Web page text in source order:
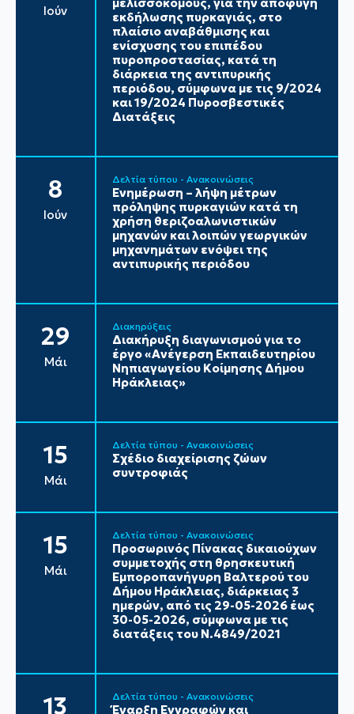
Ιούν
μελισσοκόμους, για την αποφυγή
εκδήλωσης πυρκαγιάς, στο
πλαίσιο αναβάθμισης και
ενίσχυσης του επιπέδου
πυροπροστασίας, κατά τη
διάρκεια της αντιπυρικής
περιόδου, σύμφωνα με τις 9/2024
και 19/2024 Πυροσβεστικές
Διατάξεις
8
Ιούν
Δελτία τύπου - Ανακοινώσεις
Ενημέρωση – λήψη μέτρων
πρόληψης πυρκαγιών κατά τη
χρήση θεριζοαλωνιστικών
μηχανών και λοιπών γεωργικών
μηχανημάτων ενόψει της
αντιπυρικής περιόδου
29
Μάι
Διακηρύξεις
Διακήρυξη διαγωνισμού για το
έργο «Ανέγερση Εκπαιδευτηρίου
Νηπιαγωγείου Κοίμησης Δήμου
Ηράκλειας»
15
Μάι
Δελτία τύπου - Ανακοινώσεις
Σχέδιο διαχείρισης ζώων
συντροφιάς
15
Μάι
Δελτία τύπου - Ανακοινώσεις
Προσωρινός Πίνακας δικαιούχων
συμμετοχής στη θρησκευτική
Εμποροπανήγυρη Βαλτερού του
Δήμου Ηράκλειας, διάρκειας 3
ημερών, από τις 29-05-2026 έως
30-05-2026, σύμφωνα με τις
διατάξεις του Ν.4849/2021
13 Δελτία τύπου - Ανακοινώσεις
Έναρξη Εγγραφών και